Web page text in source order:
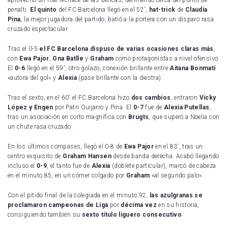
penalti. El quinto del FC Barcelona llegó en el 52′, hat-trick de Claudia
Pina , la mejor jugadora del partido, batió a la portera con un disparo rasa
cruzado espectacular.
Tras el 0-5 el FC Barcelona dispuso de varias ocasiones claras más
con Ewa Pajor Ona Batlle y Graham como protagonistas a nivel ofensivo.
El 0-6 llegó en el 59′, otro golazo, conexión brillante entre Aitana Bonmatí
«autora del gol» y Alexia (pase brillante con la diestra).
Tras el sexto, en el 60′ el FC Barcelona hizo dos cambios , entraron Vicky
López y Engen por Patri Guijarro y Pina. El 0-7fue de Alexia Putellas
tras un asociación en corto magnífica con Brugts , que superó a Noelia con
un chute rasa cruzado.
En los últimos compases, llegó el 0-8 de Ewa Pajor en el 83′, tras un
centro exquisito de Graham Hansendesde banda derecha. Acabó llegando
incluso el 0-9 , el tanto fue de Alexia (doblete particular), marcó de cabeza
en el minuto 85, en un córner colgado por Graham «al segundo palo».
Con el pitido final de la colegiada en el minuto 92,
las azulgranas se
proclamaron campeonas de Liga por décima vez en su historia,
consiguiendo también su sexto título liguero consecutivo